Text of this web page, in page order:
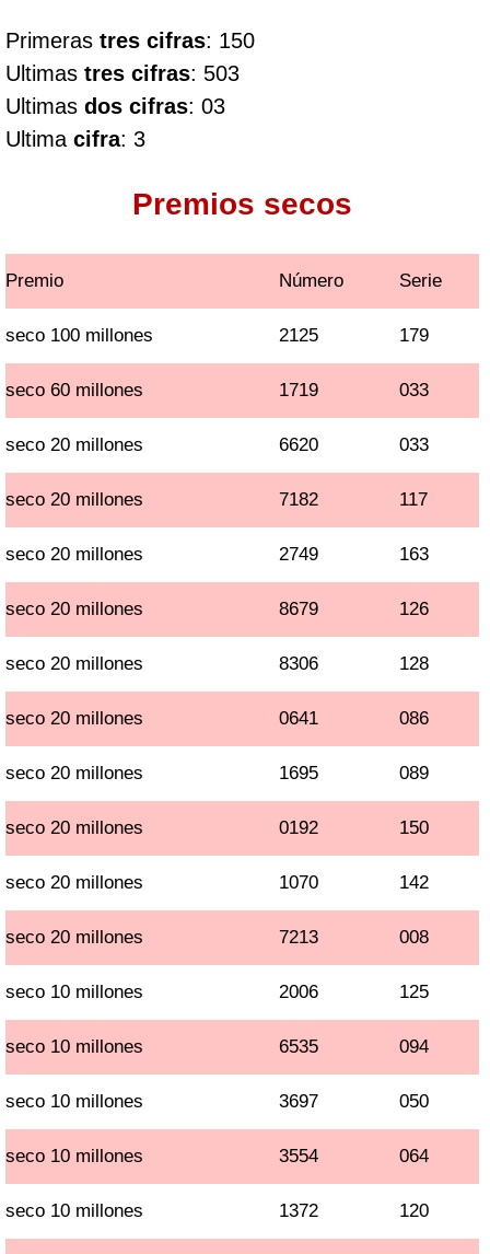
Primeras tres cifras: 150
Ultimas tres cifras: 503
Ultimas dos cifras: 03
Ultima cifra: 3
Premios secos
Premio Número Serie
seco 100 millones 2125 179
seco 60 millones 1719 033
seco 20 millones 6620 033
seco 20 millones 7182 117
seco 20 millones 2749 163
seco 20 millones 8679 126
seco 20 millones 8306 128
seco 20 millones 0641 086
seco 20 millones 1695 089
seco 20 millones 0192 150
seco 20 millones 1070 142
seco 20 millones 7213 008
seco 10 millones 2006 125
seco 10 millones 6535 094
seco 10 millones 3697 050
seco 10 millones 3554 064
seco 10 millones 1372 120